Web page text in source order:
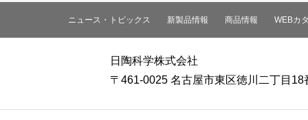
ニュース・トピックス 新製品情報 商品情報 WEBカ
日陶科学株式会社
〒461-0025 名古屋市東区徳川二丁目18